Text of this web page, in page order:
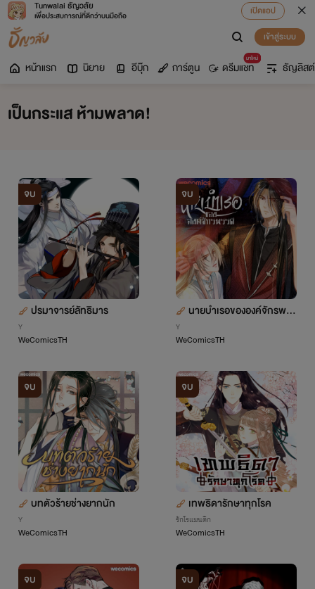
Tunwalai ธัญวลัย
เพื่อประสบการณ์ที่ดีกว่าบนมือถือ
เปิดแอป
เข้าสู่ระบบ
หน้าแรก นิยาย อีบุ๊ก การ์ตูน
มาใหม่
ดรีมแชท ธัญลิสต์
เป็นกระแส ห้ามพลาด!
จบ
ปรมาจารย์ลัทธิมาร
Y
WeComicsTH
จบ
นายบำเรอขององค์จักรพรร
Y
WeComicsTH
จบ
บทตัวร้ายช่างยากนัก
Y
WeComicsTH
จบ
เทพธิดารักษาทุกโรค
รักโรแมนติก
WeComicsTH
จบ จบ